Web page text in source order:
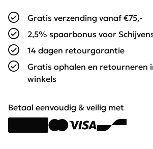
Gratis verzending vanaf €75,-
2,5% spaarbonus voor
14 dagen retourgarantie
Gratis ophalen en retourneren
winkels
Betaal eenvoudig & veilig met